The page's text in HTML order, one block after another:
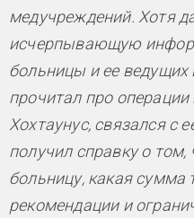
медучреждений. Хотя
исчерпывающую
больницы и ее ведущих
прочитал про операции
Хохтаунус, связался с
получил справку о
больницу, какая сумма
рекомендации и